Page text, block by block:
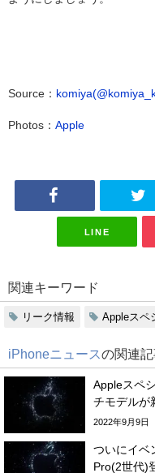
Source：
Photos： Apple
LINE
関連キーワード
リーク情報 Appleスペ
iPhoneニュースの関連
Appleスペ
チモデルが
2022年9月9日
ついにイベ
Pro(2世代)